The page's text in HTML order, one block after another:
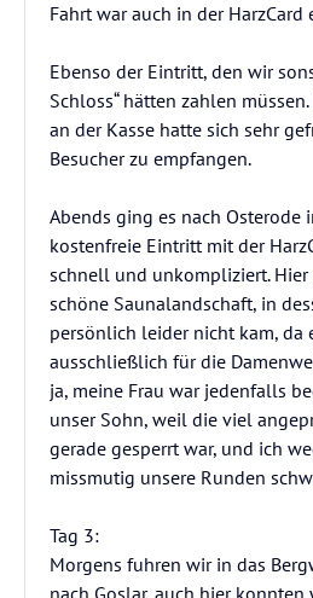
Fahrt war auch in der HarzCard
Ebenso der Eintritt, den wir
Schloss“ hätten zahlen
an der Kasse hatte sich sehr
Besucher zu empfangen.
Abends ging es nach Osterode
kostenfreie Eintritt mit der
schnell und unkompliziert.
schöne Saunalandschaft, in
persönlich leider nicht kam, da
ausschließlich für die
ja, meine Frau war jedenfalls
unser Sohn, weil die viel
gerade gesperrt war, und ich
missmutig unsere Runden
Tag 3:
Morgens fuhren wir in das
nach Goslar, auch hier